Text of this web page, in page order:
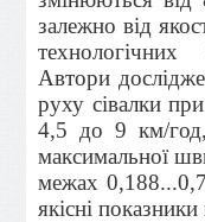
залежно від
Автори
руху сівалки
4,5 до 9 км/год,
максимальної
межах
якісні показники